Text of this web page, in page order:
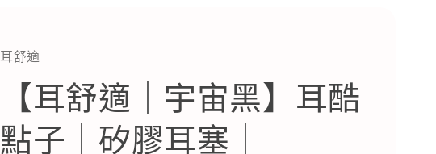
耳舒適
【耳舒適｜宇宙黑】耳酷
點子｜矽膠耳塞｜